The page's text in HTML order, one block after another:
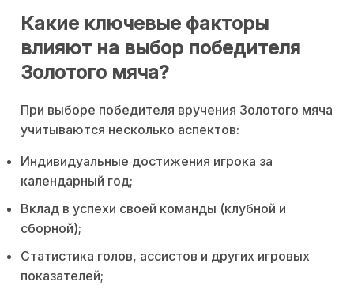
Какие ключевые факторы
влияют на выбор победителя
Золотого мяча?
При выборе победителя вручения Золотого мяча
учитываются несколько аспектов:
Индивидуальные достижения игрока за
календарный год;
Вклад в успехи своей команды (клубной и
сборной);
Статистика голов, ассистов и других игровых
показателей;